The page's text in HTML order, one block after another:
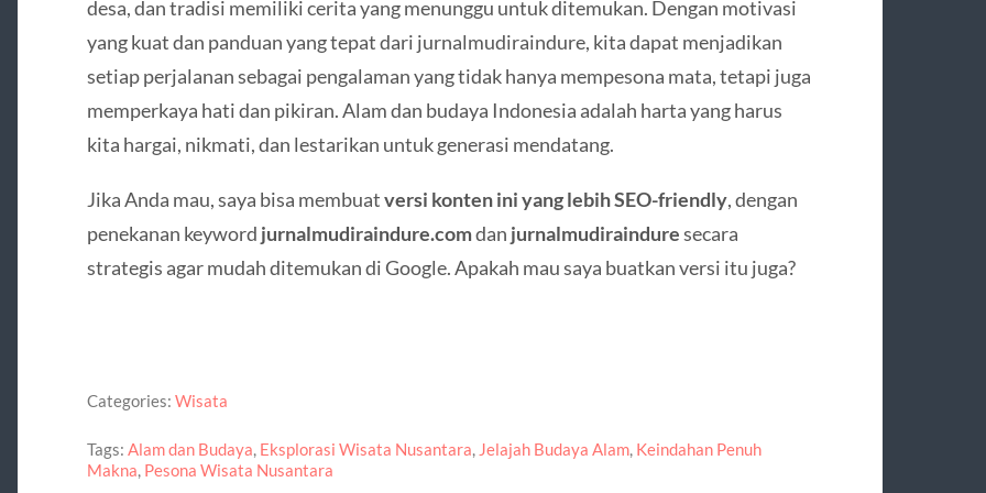
desa, dan tradisi memiliki cerita yang menunggu untuk ditemukan. Dengan motivasi
yang kuat dan panduan yang tepat dari jurnalmudiraindure, kita dapat menjadikan
setiap perjalanan sebagai pengalaman yang tidak hanya mempesona mata, tetapi juga
memperkaya hati dan pikiran. Alam dan budaya Indonesia adalah harta yang harus
kita hargai, nikmati, dan lestarikan untuk generasi mendatang.
Jika Anda mau, saya bisa membuatversi konten ini yang lebih SEO-friendly, dengan
penekanan keyword jurnalmudiraindure.comdan jurnalmudirainduresecara
strategis agar mudah ditemukan di Google. Apakah mau saya buatkan versi itu juga?
Categories: Wisata
Tags: Alam dan Budaya, Eksplorasi Wisata Nusantara, Jelajah Budaya Alam, Keindahan Penuh
Makna, Pesona Wisata Nusantara